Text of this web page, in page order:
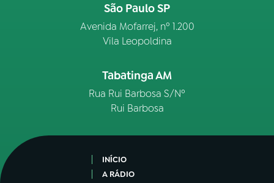
São Paulo SP
Avenida Mofarrej, nº 1.200
Vila Leopoldina
Tabatinga AM
Rua Rui Barbosa S/Nº
Rui Barbosa
INÍCIO
A RÁDIO